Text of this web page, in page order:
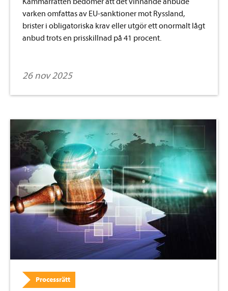
varken omfattas av EU-sanktioner mot Ryssland,
brister i obligatoriska krav eller utgör ett onormalt lågt
anbud trots en prisskillnad på 41 procent.
26 nov 2025
Processrätt